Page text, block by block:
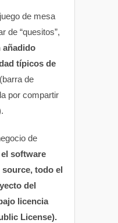
de mesa
de “quesitos”,
añadido
típicos de
(barra de
por compartir
de
el software
todo el
del
licencia
License).